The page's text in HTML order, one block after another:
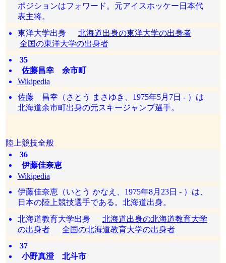
ポジションはフォワード。元アイスホッケー日本代
表主将。
東洋大学出身 北海道出身の東洋大学の出身者
全国の東洋大学の出身者
35
佐藤昌幸 余市町
Wikipedia
佐藤 昌幸（さとう まさゆき、1975年5月7日 - ）は
北海道余市町出身の元スキージャンプ選手。
陸上競技全般
36
伊藤佳奈恵
Wikipedia
伊藤佳奈恵（いとう かなえ、1975年8月23日 - ）は、
日本の陸上競技選手である。北海道出身。
北海道教育大学出身 北海道出身の北海道教育大学
の出身者
全国の北海道教育大学の出身者
37
小野真澄 北斗市